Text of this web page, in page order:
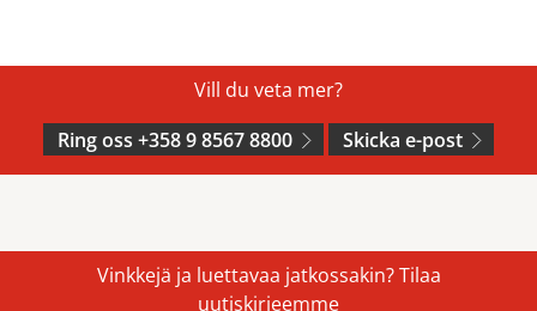
Vill du veta mer?
Ring oss +358 9 8567 8800
Skicka e-post
Vinkkejä ja luettavaa jatkossakin? Tilaa
uutiskirjeemme